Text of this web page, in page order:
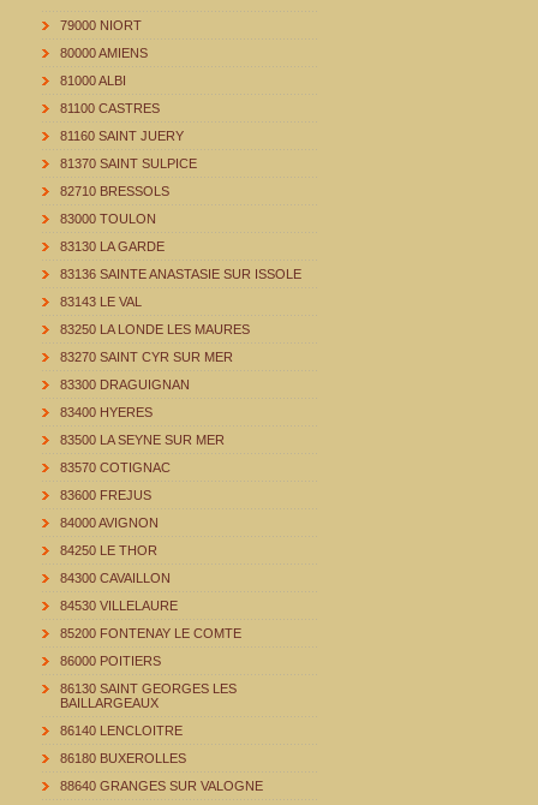
79000 NIORT
80000 AMIENS
81000 ALBI
81100 CASTRES
81160 SAINT JUERY
81370 SAINT SULPICE
82710 BRESSOLS
83000 TOULON
83130 LA GARDE
83136 SAINTE ANASTASIE SUR ISSOLE
83143 LE VAL
83250 LA LONDE LES MAURES
83270 SAINT CYR SUR MER
83300 DRAGUIGNAN
83400 HYERES
83500 LA SEYNE SUR MER
83570 COTIGNAC
83600 FREJUS
84000 AVIGNON
84250 LE THOR
84300 CAVAILLON
84530 VILLELAURE
85200 FONTENAY LE COMTE
86000 POITIERS
86130 SAINT GEORGES LES
BAILLARGEAUX
86140 LENCLOITRE
86180 BUXEROLLES
88640 GRANGES SUR VALOGNE